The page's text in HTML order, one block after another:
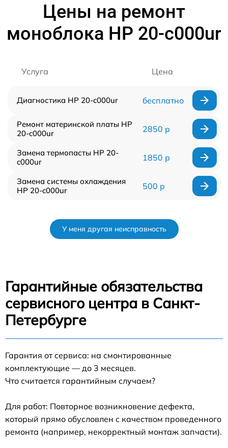
Цены на ремонт
моноблока HP 20-c000ur
Услуга Цена
Диагностика HP 20-c000ur бесплатно
Ремонт материнской платы HP
20-c000ur
2850 р
Замена термопасты HP 20-
c000ur
1850 р
Замена системы охлаждения
HP 20-c000ur
500 р
У меня другая неисправность
Гарантийные обязательства
сервисного центра в Санкт-
Петербурге
Гарантия от сервиса: на смонтированные
комплектующие — до 3 месяцев.
Что считается гарантийным случаем?
Для работ: Повторное возникновение дефекта,
который прямо обусловлен с качеством проведенного
ремонта (например, некорректный монтаж запчасти).